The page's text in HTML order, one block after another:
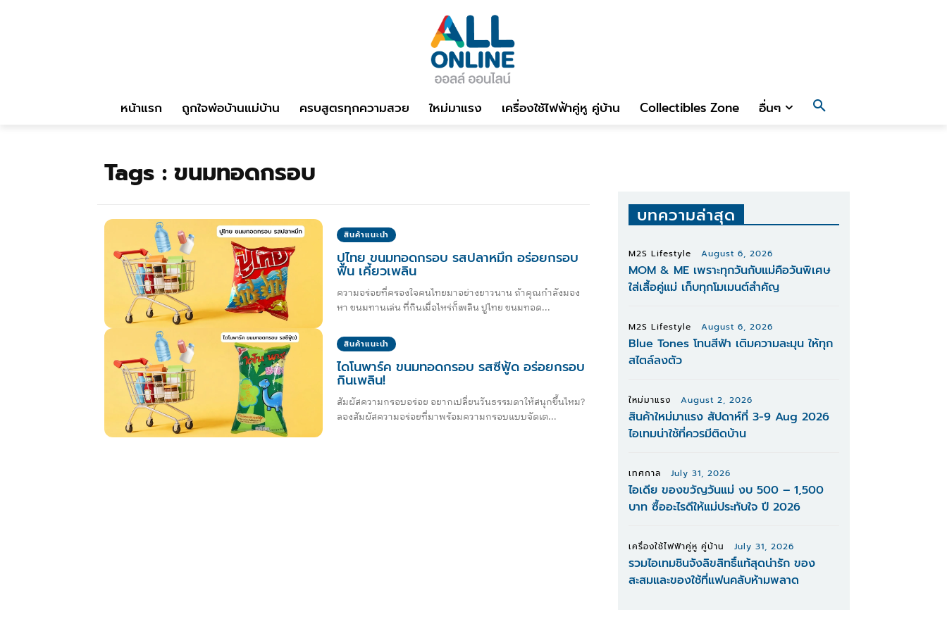
หน้าแรก ถูกใจพ่อบ้านแม่บ้าน ครบสูตรทุกความสวย ใหม่มาแรง เครื่องใช้ไฟฟ้าคู่หู คู่บ้าน Collectibles Zone อื่นๆ
Tags : ขนมทอดกรอบ
สินค้าแนะนำ
ปูไทย ขนมทอดกรอบ รสปลาหมึก อร่อยกรอบ
ฟิน เคี้ยวเพลิน
ความอร่อยที่ครองใจคนไทยมาอย่างยาวนาน ถ้าคุณกำลังมอง
หา ขนมทานเล่น ที่กินเมื่อไหร่ก็เพลิน ปูไทย ขนมทอด...
สินค้าแนะนำ
ไดโนพาร์ค ขนมทอดกรอบ รสซีฟู้ด อร่อยกรอบ
กินเพลิน!
สัมผัสความกรอบอร่อย อยากเปลี่ยนวันธรรมดาให้สนุกขึ้นไหม?
ลองสัมผัสความอร่อยที่มาพร้อมความกรอบแบบจัดเต...
บทความล่าสุด
M2S Lifestyle August 6, 2026
MOM & ME เพราะทุกวันกับแม่คือวันพิเศษ
ใส่เสื้อคู่แม่ เก็บทุกโมเมนต์สำคัญ
M2S Lifestyle August 6, 2026
Blue Tones โทนสีฟ้า เติมความละมุน ให้ทุก
สไตล์ลงตัว
ใหม่มาแรง August 2, 2026
สินค้าใหม่มาแรง สัปดาห์ที่ 3-9 Aug 2026
ไอเทมน่าใช้ที่ควรมีติดบ้าน
เทศกาล July 31, 2026
ไอเดีย ของขวัญวันแม่ งบ 500 – 1,500
บาท ซื้ออะไรดีให้แม่ประทับใจ ปี 2026
เครื่องใช้ไฟฟ้าคู่หู คู่บ้าน July 31, 2026
รวมไอเทมชินจังลิขสิทธิ์แท้สุดน่ารัก ของ
สะสมและของใช้ที่แฟนคลับห้ามพลาด